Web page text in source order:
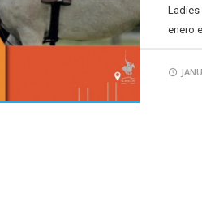
Ladies
enero